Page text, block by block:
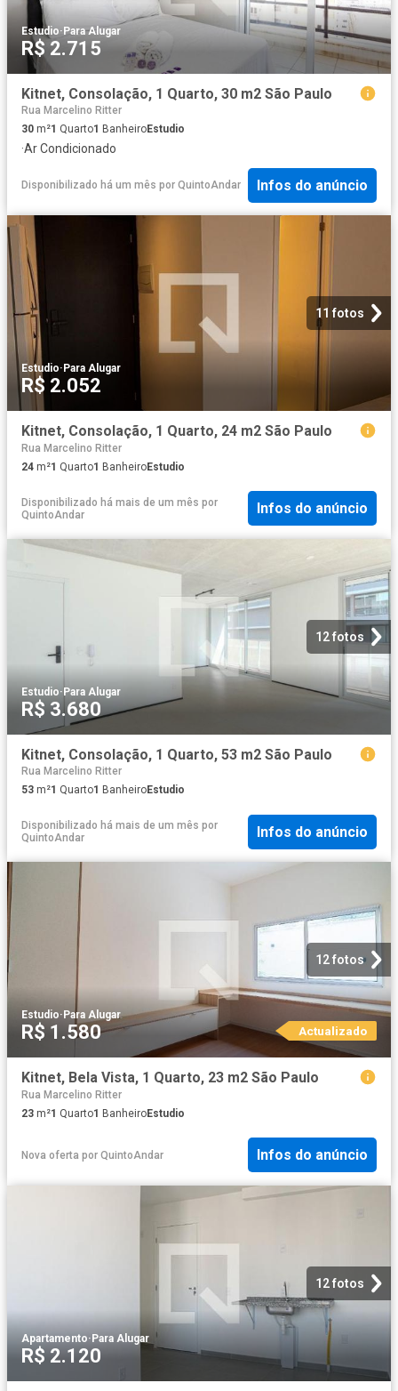
Estudio·Para Alugar
R$ 2.715
Kitnet, Consolação, 1 Quarto, 30 m2 São Paulo
Rua Marcelino Ritter
30 m²1 Quarto1 BanheiroEstudio
·Ar Condicionado
Disponibilizado há um mês por QuintoAndar Infos do anúncio
11 fotos
Estudio· Para Alugar
R$ 2.052
Kitnet, Consolação, 1 Quarto, 24 m2 São Paulo
Rua Marcelino Ritter
24 m²1 Quarto1 BanheiroEstudio
Disponibilizado há mais de um mês por
QuintoAndar
Infos do anúncio
12 fotos
Estudio·Para Alugar
R$ 3.680
Kitnet, Consolação, 1 Quarto, 53 m2 São Paulo
Rua Marcelino Ritter
53 m²1 Quarto1 BanheiroEstudio
Disponibilizado há mais de um mês por
QuintoAndar
Infos do anúncio
12 fotos
Estudio· Para Alugar
R$ 1.580 Actualizado
Kitnet, Bela Vista, 1 Quarto, 23 m2 São Paulo
Rua Marcelino Ritter
23 m²1 Quarto1 BanheiroEstudio
Nova oferta por QuintoAndar Infos do anúncio
12 fotos
Apartamento·Para Alugar
R$ 2.120